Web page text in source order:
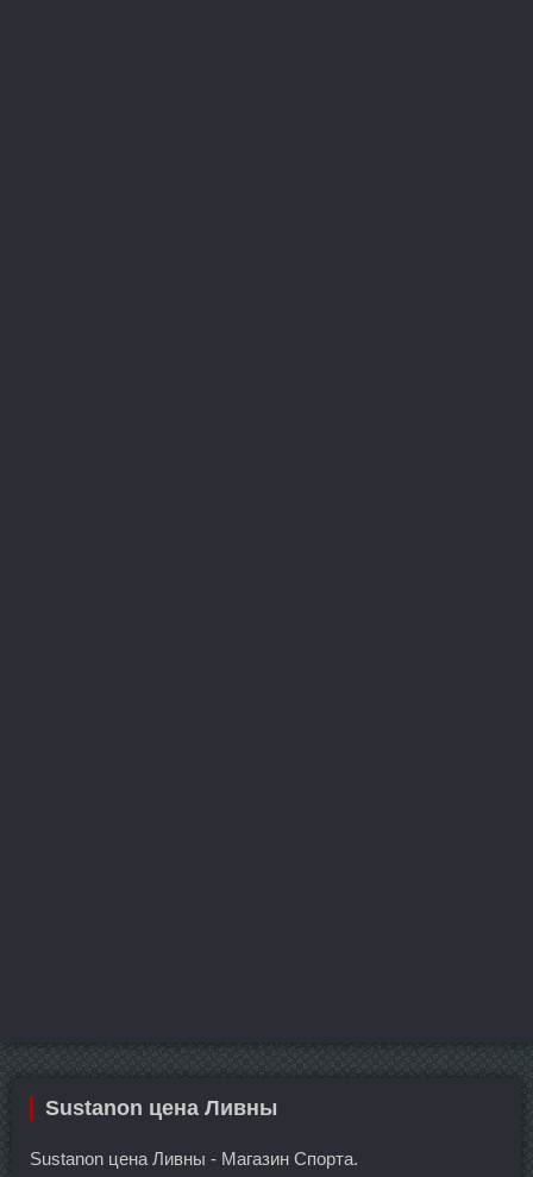
Sustanon цена Ливны
Sustanon цена Ливны - Магазин Спорта.